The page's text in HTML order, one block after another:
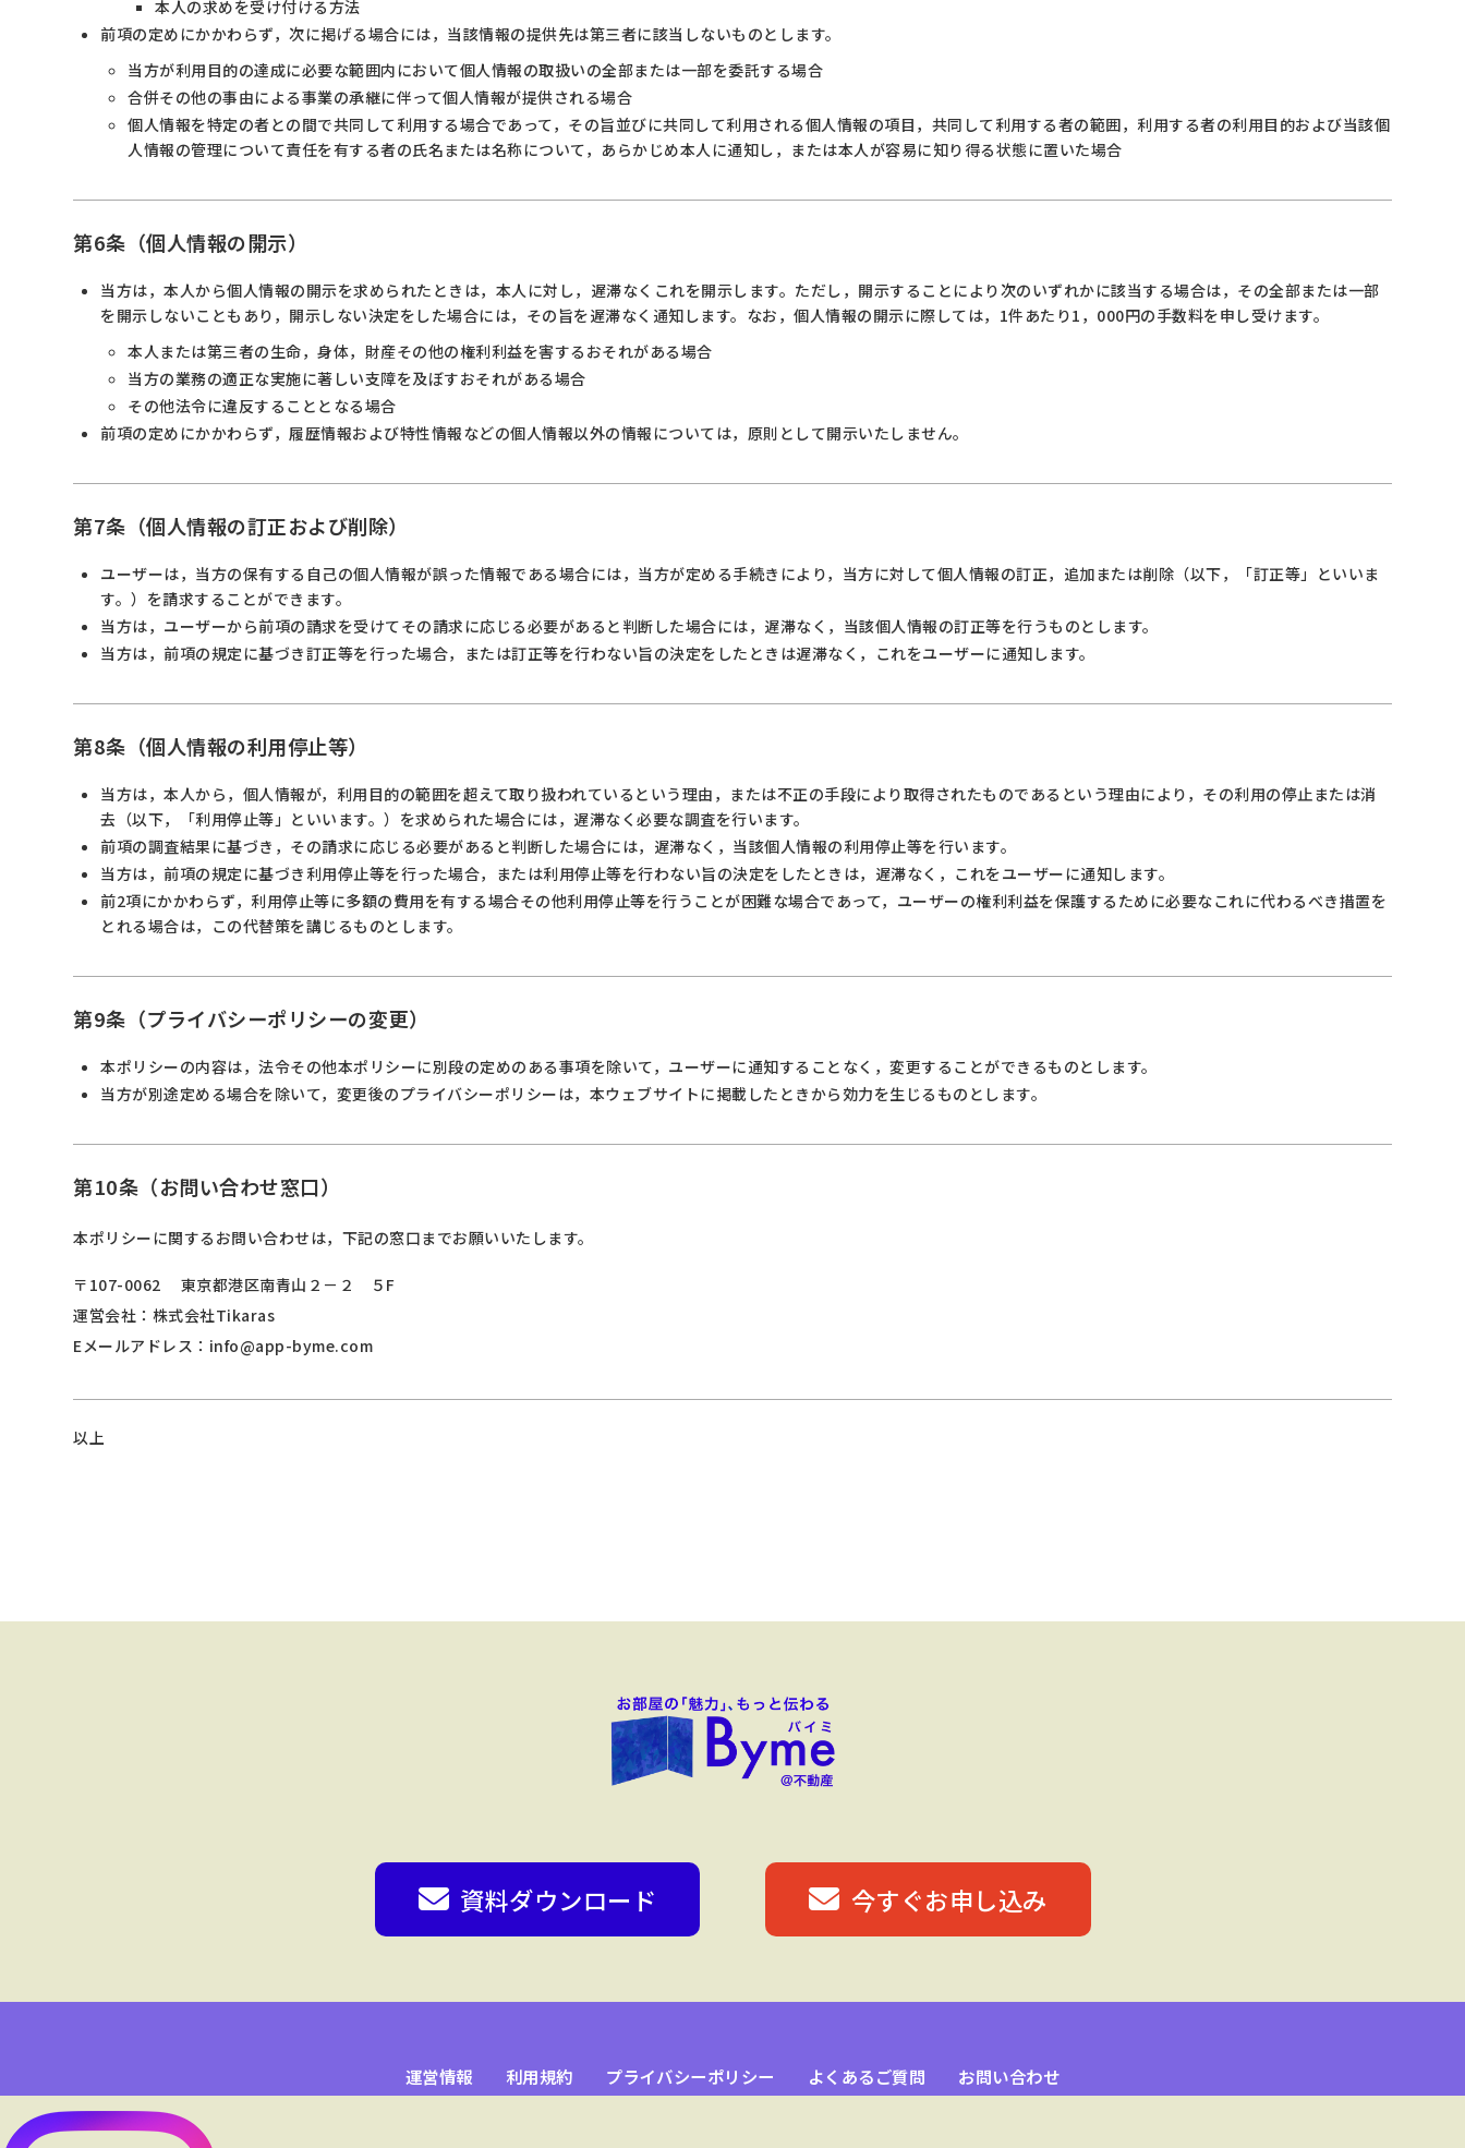
本人の求めを受け付ける方法
前項の定めにかかわらず，次に掲げる場合には，当該情報の提供先は第三者に該当しないものとします。
当方が利用目的の達成に必要な範囲内において個人情報の取扱いの全部または一部を委託する場合
合併その他の事由による事業の承継に伴って個人情報が提供される場合
個人情報を特定の者との間で共同して利用する場合であって，その旨並びに共同して利用される個人情報の項目，共同して利用する者の範囲，利用する者の利用目的および当該個
人情報の管理について責任を有する者の氏名または名称について，あらかじめ本人に通知し，または本人が容易に知り得る状態に置いた場合
第6条（個人情報の開示）
当方は，本人から個人情報の開示を求められたときは，本人に対し，遅滞なくこれを開示します。ただし，開示することにより次のいずれかに該当する場合は，その全部または一部
を開示しないこともあり，開示しない決定をした場合には，その旨を遅滞なく通知します。なお，個人情報の開示に際しては，1件あたり1，000円の手数料を申し受けます。
本人または第三者の生命，身体，財産その他の権利利益を害するおそれがある場合
当方の業務の適正な実施に著しい支障を及ぼすおそれがある場合
その他法令に違反することとなる場合
前項の定めにかかわらず，履歴情報および特性情報などの個人情報以外の情報については，原則として開示いたしません。
第7条（個人情報の訂正および削除）
ユーザーは，当方の保有する自己の個人情報が誤った情報である場合には，当方が定める手続きにより，当方に対して個人情報の訂正，追加または削除（以下，「訂正等」といいま
す。）を請求することができます。
当方は，ユーザーから前項の請求を受けてその請求に応じる必要があると判断した場合には，遅滞なく，当該個人情報の訂正等を行うものとします。
当方は，前項の規定に基づき訂正等を行った場合，または訂正等を行わない旨の決定をしたときは遅滞なく，これをユーザーに通知します。
第8条（個人情報の利用停止等）
当方は，本人から，個人情報が，利用目的の範囲を超えて取り扱われているという理由，または不正の手段により取得されたものであるという理由により，その利用の停止または消
去（以下，「利用停止等」といいます。）を求められた場合には，遅滞なく必要な調査を行います。
前項の調査結果に基づき，その請求に応じる必要があると判断した場合には，遅滞なく，当該個人情報の利用停止等を行います。
当方は，前項の規定に基づき利用停止等を行った場合，または利用停止等を行わない旨の決定をしたときは，遅滞なく，これをユーザーに通知します。
前2項にかかわらず，利用停止等に多額の費用を有する場合その他利用停止等を行うことが困難な場合であって，ユーザーの権利利益を保護するために必要なこれに代わるべき措置を
とれる場合は，この代替策を講じるものとします。
第9条（プライバシーポリシーの変更）
本ポリシーの内容は，法令その他本ポリシーに別段の定めのある事項を除いて，ユーザーに通知することなく，変更することができるものとします。
当方が別途定める場合を除いて，変更後のプライバシーポリシーは，本ウェブサイトに掲載したときから効力を生じるものとします。
第10条（お問い合わせ窓口）
本ポリシーに関するお問い合わせは，下記の窓口までお願いいたします。
〒107-0062 東京都港区南青山２－２ ５F
運営会社：株式会社Tikaras
Eメールアドレス：info@app-byme.com
以上
資料ダウンロード 今すぐお申し込み
運営情報 利用規約 プライバシーポリシー よくあるご質問 お問い合わせ